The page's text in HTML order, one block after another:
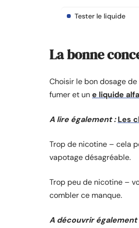
Tester le liquide
La bonne
Choisir le bon dosage
fumer et une liquide
A lire également : Les
Trop de nicotine – cela
vapotage désagréable.
Trop peu de nicotine –
combler ce manque.
A découvrir également